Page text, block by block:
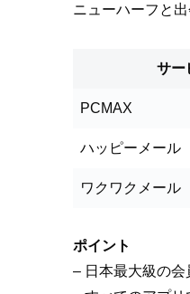
ニューハーフと
サー
PCMAX
ハッピーメール
ワクワクメール
ポイント
– 日本最大級の会